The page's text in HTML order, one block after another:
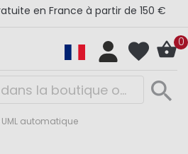
en France à partir de 150 €
0
automatique